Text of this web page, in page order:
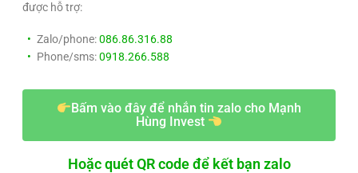
được hỗ trợ:
Zalo/phone:086.86.316.88
Phone/sms:0918.266.588
Bấm vào đây để nhắn tin zalo cho Mạnh
Hùng Invest
Hoặc quét QR code để kết bạn zalo